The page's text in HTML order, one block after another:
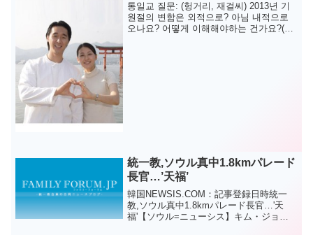
통일교 질문: (헝거리, 재걸씨) 2013년 기
원절의 변함은 외적으로? 아님 내적으로
오나요? 어떻게 이해해야하는 건가요?(계
統一教,ソウル真中1.8kmパレード
長官…’天福’
韓国NEWSIS.COM：記事登録日時統一
教,ソウル真中1.8kmパレード長官…'天
福'【ソウル=ニューシス】キム・ジョン